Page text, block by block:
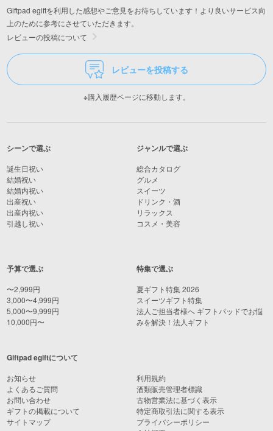
Giftpad egiftを利用した感想やご意見をお待ちしています！より良いサービス向
上のために参考にさせていただきます。
レビューの投稿について
レビューを投稿する
※購入履歴ページに移動します。
シーンで選ぶ
誕生日祝い
結婚祝い
結婚内祝い
出産祝い
出産内祝い
引越し祝い
予算で選ぶ
〜2,999円
3,000〜4,999円
5,000〜9,999円
10,000円〜
ジャンルで選ぶ
総合カタログ
グルメ
スイーツ
ドリンク・酒
リラックス
コスメ・美容
特集で選ぶ
夏ギフト特集 2026
スイーツギフト特集
法人ご担当者様へ ギフトパッドでお悩
みを解決！法人ギフト
Giftpad egiftについて
お知らせ
よくあるご質問
お問い合わせ
ギフトの掲載について
サイトマップ
利用規約
酒類販売管理者標識
古物営業法に基づく表示
特定商取引法に関する表示
プライバシーポリシー